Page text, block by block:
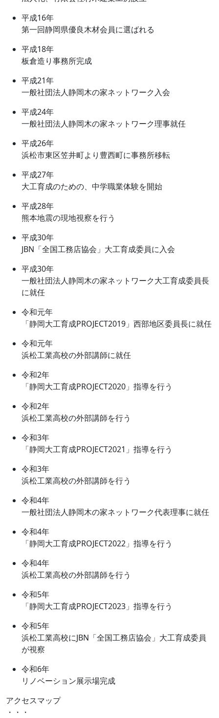
平成16年
第一回静岡県優良木材会員に選ばれる
平成18年
板倉造り事務所完成
平成21年
一般社団法人静岡木の家ネットワーク入会
平成24年
一般社団法人静岡木の家ネットワーク理事就任
平成26年
浜松市東区笠井町より豊西町に事務所移転
平成27年
大工育成のための、中学職業体験を開始
平成28年
熊本地震の現地視察を行う
平成30年
JBN「全国工務店協会」大工育成委員に入会
平成30年
一般社団法人静岡木の家ネットワーク大工育成委員長
に就任
令和元年
「静岡大工育成PROJECT2019」西部地区委員長に就任
令和元年
浜松工業高校の外部講師に就任
令和2年
「静岡大工育成PROJECT2020」指導を行う
令和2年
浜松工業高校の外部講師を行う
令和3年
「静岡大工育成PROJECT2021」指導を行う
令和3年
浜松工業高校の外部講師を行う
令和4年
一般社団法人静岡木の家ネットワーク代表理事に就任
令和4年
「静岡大工育成PROJECT2022」指導を行う
令和4年
浜松工業高校の外部講師を行う
令和5年
「静岡大工育成PROJECT2023」指導を行う
令和5年
浜松工業高校にJBN「全国工務店協会」大工育成委員
が視察
令和6年
リノベーション展示場完成
アクセスマップ
・・・